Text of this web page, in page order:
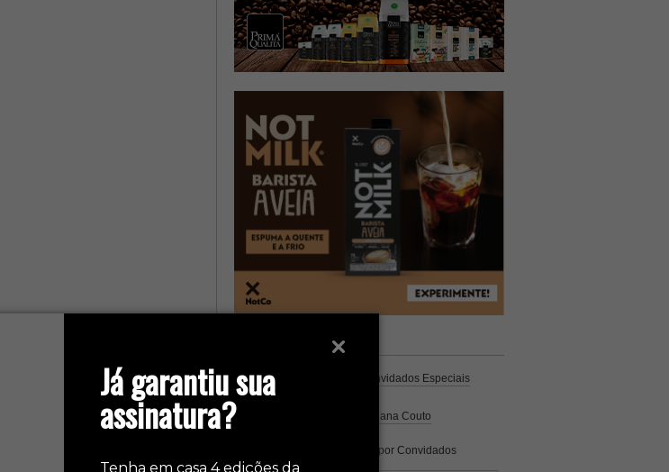
Já garantiu sua
assinatura?
Tenha em casa 4 edições da
Espresso
Coluna Café por Convidados Especiais
por Cristiana Couto
por Convidados
Especiais